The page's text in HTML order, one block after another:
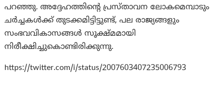
പറഞ്ഞു. അദ്ദേഹത്തിന്റെ പ്രസ്താവന ലോകമെമ്പാടും
ചർച്ചകൾക്ക് തുടക്കമിട്ടിട്ടുണ്ട്, പല രാജ്യങ്ങളും
സംഭവവികാസങ്ങൾ സൂക്ഷ്മമായി
നിരീക്ഷിച്ചുകൊണ്ടിരിക്കുന്നു.
https://twitter.com/i/status/2007603407235006793